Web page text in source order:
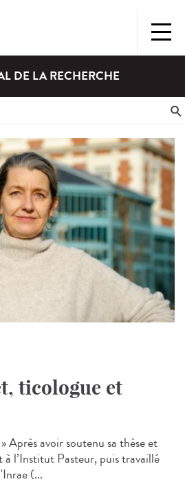
DE LA RECHERCHE
ticologue et
Après avoir soutenu sa thèse et
l’Institut Pasteur, puis travaillé
(...